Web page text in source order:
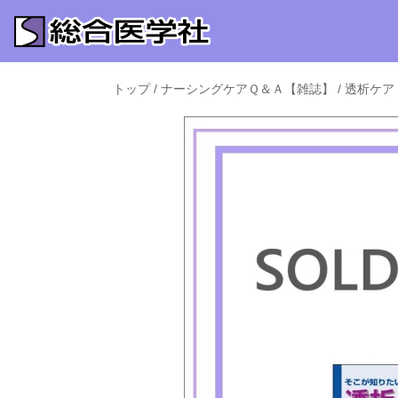
トップ/ ナーシングケアＱ＆Ａ【雑誌】 / 透析ケア